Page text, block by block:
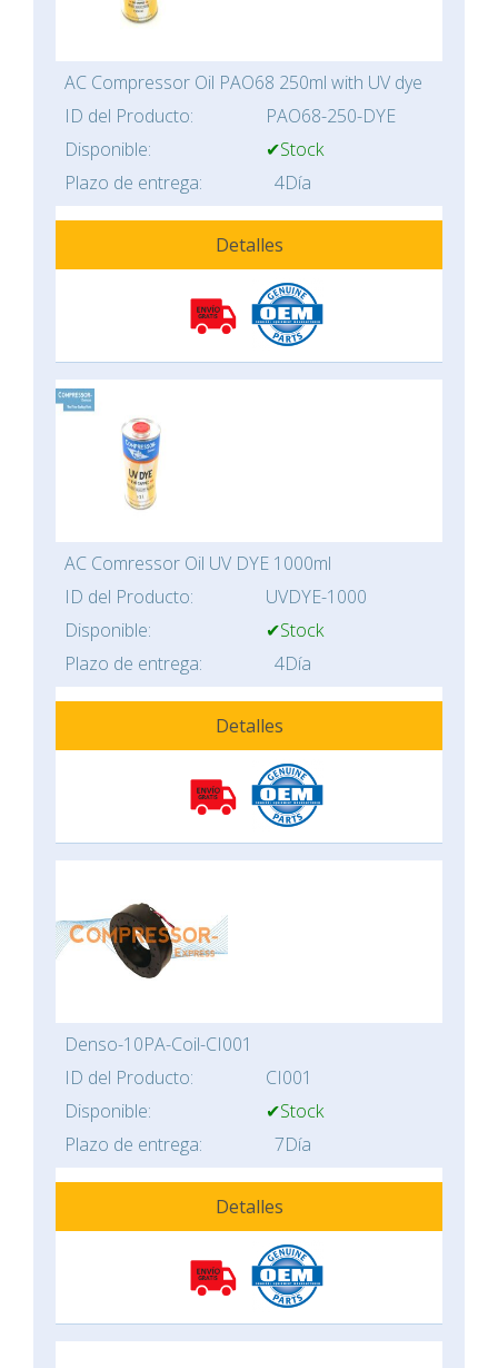
AC Compressor Oil PAO68 250ml with UV dye
ID del Producto:
PAO68-250-DYE
Disponible:
✔Stock
Plazo de entrega:
4Día
Detalles
AC Comressor Oil UV DYE 1000ml
ID del Producto:
UVDYE-1000
Disponible:
✔Stock
Plazo de entrega:
4Día
Detalles
Denso-10PA-Coil-CI001
ID del Producto:
CI001
Disponible:
✔Stock
Plazo de entrega:
7Día
Detalles